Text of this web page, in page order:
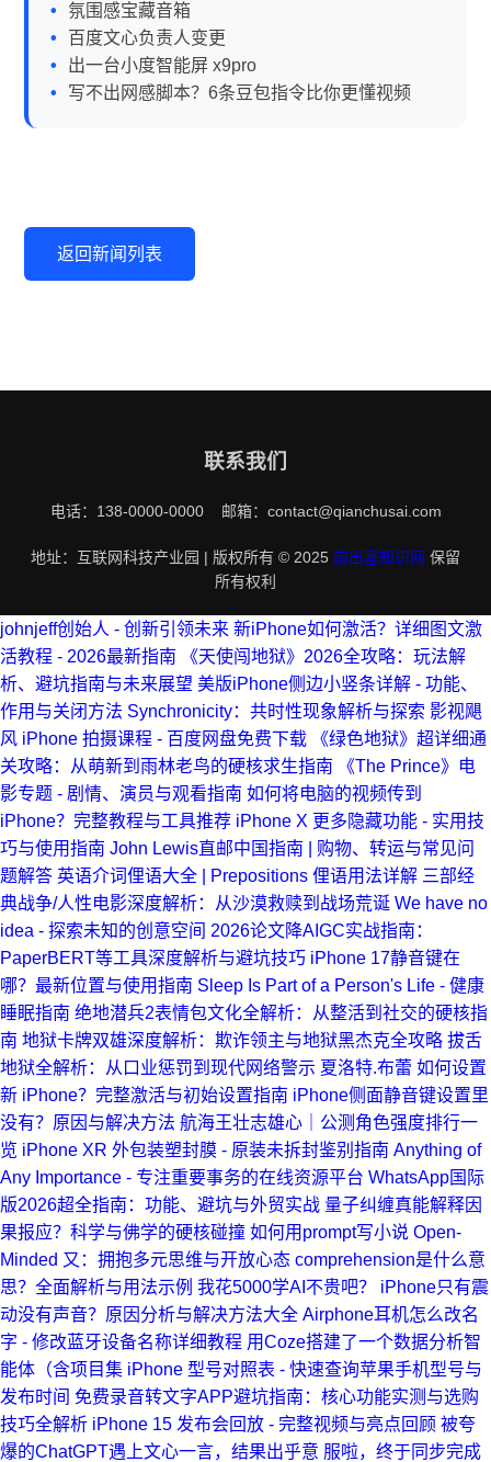
氛围感宝藏音箱
百度文心负责人变更
出一台小度智能屏 x9pro
写不出网感脚本？6条豆包指令比你更懂视频
返回新闻列表
联系我们
电话：138-0000-0000 邮箱：contact@qianchusai.com
地址：互联网科技产业园 | 版权所有 © 2025 前出塞知识网 保留
所有权利
johnjeff创始人 - 创新引领未来 新iPhone如何激活？详细图文激
活教程 - 2026最新指南
《天使闯地狱》2026全攻略：玩法解
析、避坑指南与未来展望 美版iPhone侧边小竖条详解 - 功能、
作用与关闭方法 Synchronicity：共时性现象解析与探索 影视飓
风 iPhone 拍摄课程 - 百度网盘免费下载
《绿色地狱》超详细通
关攻略：从萌新到雨林老鸟的硬核求生指南
《The Prince》电
影专题 - 剧情、演员与观看指南 如何将电脑的视频传到
iPhone？完整教程与工具推荐 iPhone X 更多隐藏功能 - 实用技
巧与使用指南 John Lewis直邮中国指南 | 购物、转运与常见问
题解答 英语介词俚语大全 | Prepositions 俚语用法详解 三部经
典战争/人性电影深度解析：从沙漠救赎到战场荒诞 We have no
idea - 探索未知的创意空间 2026论文降AIGC实战指南：
PaperBERT等工具深度解析与避坑技巧 iPhone 17静音键在
哪？最新位置与使用指南 Sleep Is Part of a Person's Life - 健康
睡眠指南 绝地潜兵2表情包文化全解析：从整活到社交的硬核指
南 地狱卡牌双雄深度解析：欺诈领主与地狱黑杰克全攻略 拔舌
地狱全解析：从口业惩罚到现代网络警示 夏洛特.布蕾 如何设置
新 iPhone？完整激活与初始设置指南 iPhone侧面静音键设置里
没有？原因与解决方法 航海王壮志雄心｜公测角色强度排行一
览 iPhone XR 外包装塑封膜 - 原装未拆封鉴别指南 Anything of
Any Importance - 专注重要事务的在线资源平台 WhatsApp国际
版2026超全指南：功能、避坑与外贸实战 量子纠缠真能解释因
果报应？科学与佛学的硬核碰撞 如何用prompt写小说 Open-
Minded 又：拥抱多元思维与开放心态 comprehension是什么意
思？全面解析与用法示例 我花5000学AI不贵吧？
iPhone只有震
动没有声音？原因分析与解决方法大全 Airphone耳机怎么改名
字 - 修改蓝牙设备名称详细教程 用Coze搭建了一个数据分析智
能体（含项目集 iPhone 型号对照表 - 快速查询苹果手机型号与
发布时间 免费录音转文字APP避坑指南：核心功能实测与选购
技巧全解析 iPhone 15 发布会回放 - 完整视频与亮点回顾 被夸
爆的ChatGPT遇上文心一言，结果出乎意 服啦，终于同步完成